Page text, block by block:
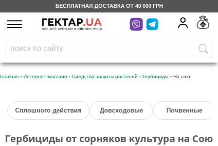
БЕСПЛАТНАЯ ДОСТАВКА ОТ 40 000 ГРН
UA
На вашем
бонусном счете
грн
Бесплатно по Украине
Категории
Главная » Интернет-магазин » Средства защиты растений » Гербициды » На сою
Сплошного действия Довсходовые Почвенные
Гербициды от сорняков культура на Сою